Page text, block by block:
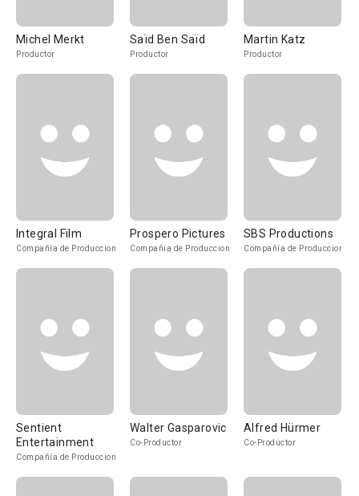
Michel Merkt
Productor
Saïd Ben Saïd
Productor
Martin Katz
Productor
Integral Film
Compañía de Produccion
Prospero Pictures
Compañía de Produccion
SBS Productions
Compañía de Produccion
Sentient
Entertainment
Compañía de Produccion
Walter Gasparovic
Co-Productor
Alfred Hürmer
Co-Productor